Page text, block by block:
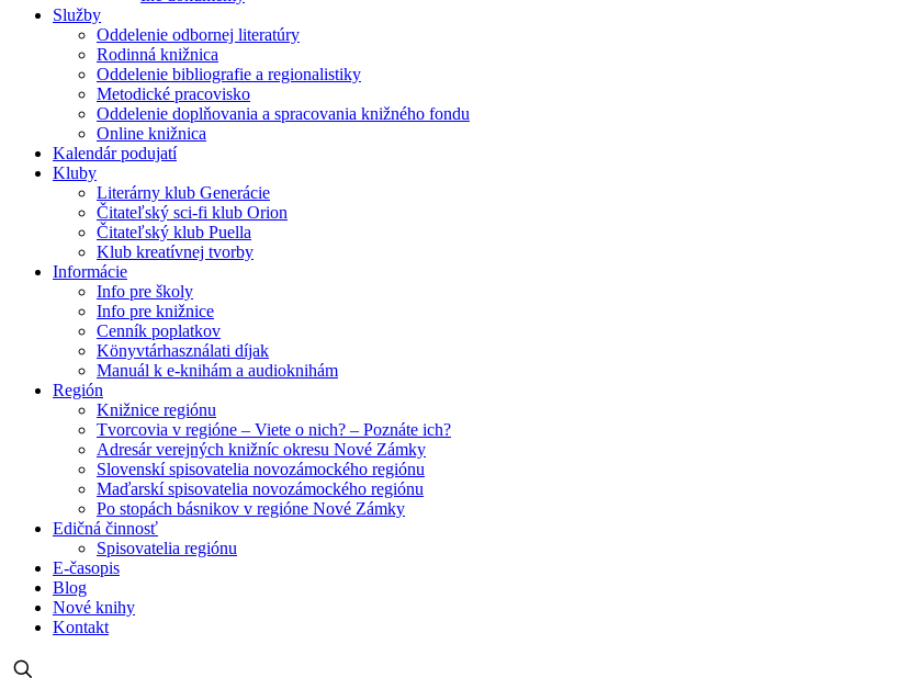
Služby
Oddelenie odbornej literatúry
Rodinná knižnica
Oddelenie bibliografie a regionalistiky
Metodické pracovisko
Oddelenie doplňovania a spracovania knižného fondu
Online knižnica
Kalendár podujatí
Kluby
Literárny klub Generácie
Čitateľský sci-fi klub Orion
Čitateľský klub Puella
Klub kreatívnej tvorby
Informácie
Info pre školy
Info pre knižnice
Cenník poplatkov
Könyvtárhasználati díjak
Manuál k e-knihám a audioknihám
Región
Knižnice regiónu
Tvorcovia v regióne – Viete o nich? – Poznáte ich?
Adresár verejných knižníc okresu Nové Zámky
Slovenskí spisovatelia novozámockého regiónu
Maďarskí spisovatelia novozámockého regiónu
Po stopách básnikov v regióne Nové Zámky
Edičná činnosť
Spisovatelia regiónu
E-časopis
Blog
Nové knihy
Kontakt